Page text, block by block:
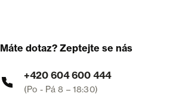
Máte dotaz? Zeptejte se nás
+420 604 600 444
(Po - Pá 8 – 18:30)